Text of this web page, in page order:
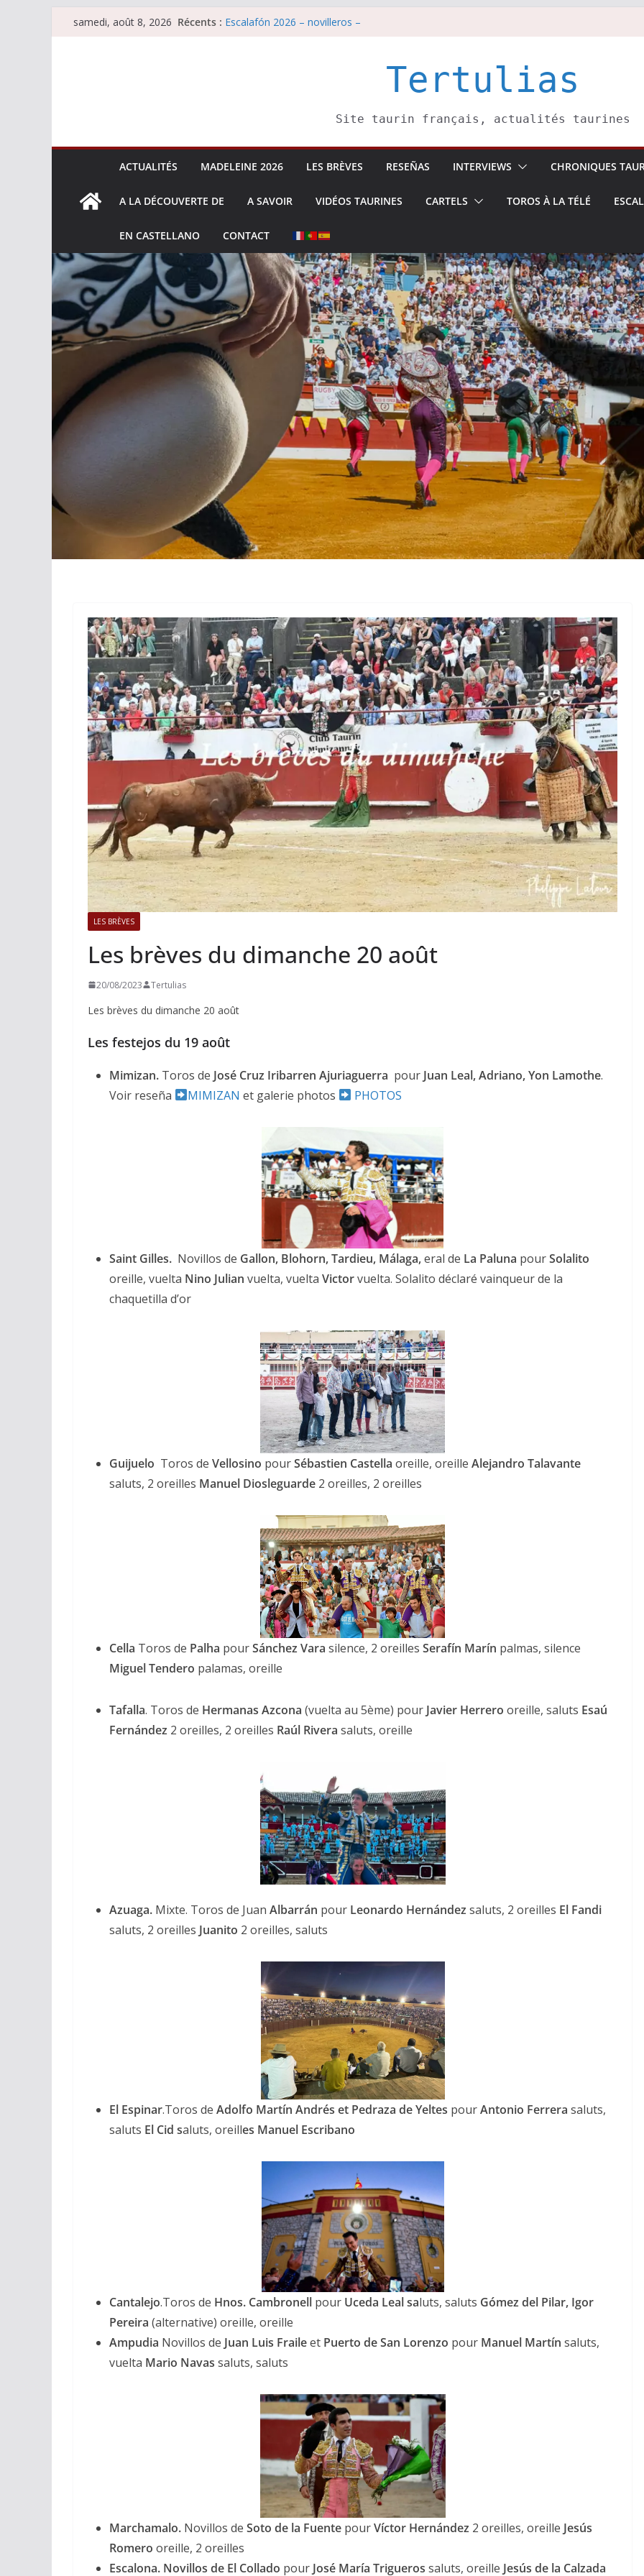
Passersamedi, août 8, 2026 Récents : Escalafón 2026 – novilleros –
Tertulias
Site taurin français, actualités taurines
ACTUALITÉS MADELEINE 2026 LES BRÈVES RESEÑAS INTERVIEWS CHRONIQUES
A LA DÉCOUVERTE DE A SAVOIR VIDÉOS TAURINES CARTELS TOROS À LA TÉLÉ
EN CASTELLANO CONTACT
LES BRÈVES
Les brèves du dimanche 20 août
20/08/2023 Tertulias
Les brèves du dimanche 20 août
Les festejos du 19 août
Mimizan. Toros de José Cruz Iribarren Ajuriaguerra pour Juan Leal, Adriano, Yon Lamothe.
Voir reseña
MIMIZAN et galerie photos PHOTOS
Saint Gilles. Novillos de Gallon, Blohorn, Tardieu, Málaga,eral de La Paluna pourSolalito
oreille, vuelta Nino Julian vuelta, vuelta Victorvuelta. Solalito déclaré vainqueur de la
chaquetilla d’or
Guijuelo Toros de Vellosino pourSébastien Castella oreille, oreille Alejandro Talavante
saluts, 2 oreilles Manuel Diosleguarde 2 oreilles, 2 oreilles
Cella Toros de Palha pourSánchez Vara silence, 2 oreilles Serafín Marín palmas, silence
Miguel Tendero palamas, oreille
Tafalla. Toros de Hermanas Azcona (vuelta au 5ème) pour Javier Herrero oreille, saluts Esaú
Fernández 2 oreilles, 2 oreilles Raúl Rivera saluts, oreille
Azuaga. Mixte. Toros de Juan Albarrán pour Leonardo Hernández saluts, 2 oreilles El Fandi
saluts, 2 oreilles Juanito 2 oreilles, saluts
El Espinar.Toros de Adolfo Martín Andrés et Pedraza de Yeltes pourAntonio Ferrera saluts,
saluts El Cid saluts, oreilles Manuel Escribano
Cantalejo.Toros de Hnos. Cambronell pour Uceda Leal saluts, saluts Gómez del Pilar, Igor
Pereira (alternative) oreille, oreille
Ampudia Novillos de Juan Luis Fraileet Puerto de San Lorenzo pour Manuel Martín saluts,
vuelta Mario Navas saluts, saluts
Marchamalo. Novillos de Soto de la Fuente pourVíctor Hernández 2 oreilles, oreille Jesús
Romero oreille, 2 oreilles
Escalona. Novillos de El Collado pour José María Trigueros saluts, oreille Jesús de la Calzada
ACTUALITÉS TAURINES PHOTOS TAURINES 2026
Istres, l’ouverture en
photos
19/06/2026 Tertulias
ACTUALITÉS TAURINES PHOTOS TAURINES 2026
Bayonne, la corrida des
fêtes en photos
17/07/2026 Tertulias
CHRONIQUES TAURINES 2026
Arles : au seuil des
espérances.
CHRONIQUES TAURINES 2026
Istres : la feria des
ultimes émotions